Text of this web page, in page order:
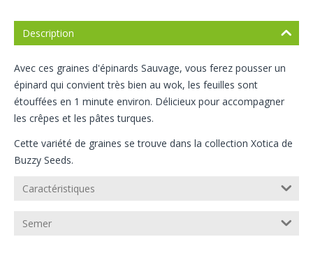
Description
Avec ces graines d'épinards Sauvage, vous ferez pousser un
épinard qui convient très bien au wok, les feuilles sont
étouffées en 1 minute environ. Délicieux pour accompagner
les crêpes et les pâtes turques.
Cette variété de graines se trouve dans la collection Xotica de
Buzzy Seeds.
Caractéristiques
Semer